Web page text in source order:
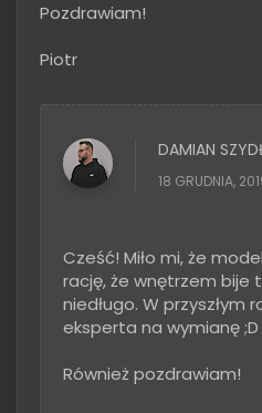
Pozdrawiam!
Piotr
DAMIAN
18 GRUDNIA,
Cześć! Miło mi, że
rację, że wnętrzem bije
niedługo. W przyszłym
eksperta na wymianę ;D
Również pozdrawiam!